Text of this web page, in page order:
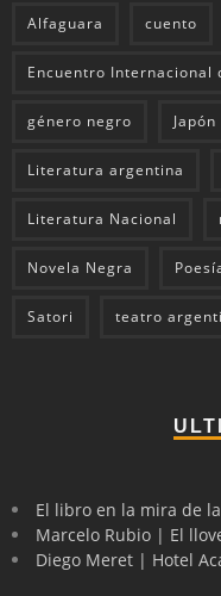
Alfaguara cuento
Encuentro Internacional
género negro Japón
Literatura argentina
Literatura Nacional
Novela Negra
Satori teatro
El libro en la mira de
Marcelo Rubio | El
Diego Meret | Hotel